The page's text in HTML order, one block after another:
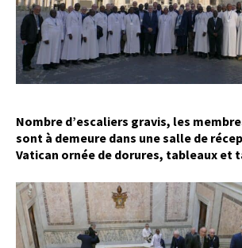
Nombre d’escaliers gravis, les
sont à demeure dans une salle de
Vatican ornée de dorures, tableaux et